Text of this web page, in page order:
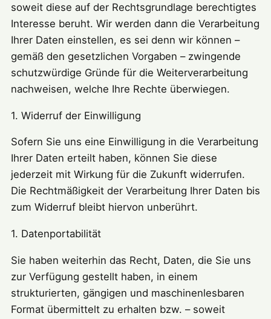
soweit diese auf der Rechtsgrundlage berechtigtes
Interesse beruht. Wir werden dann die Verarbeitung
Ihrer Daten einstellen, es sei denn wir können –
gemäß den gesetzlichen Vorgaben – zwingende
schutzwürdige Gründe für die Weiterverarbeitung
nachweisen, welche Ihre Rechte überwiegen.
1. Widerruf der Einwilligung
Sofern Sie uns eine Einwilligung in die Verarbeitung
Ihrer Daten erteilt haben, können Sie diese
jederzeit mit Wirkung für die Zukunft widerrufen.
Die Rechtmäßigkeit der Verarbeitung Ihrer Daten bis
zum Widerruf bleibt hiervon unberührt.
1. Datenportabilität
Sie haben weiterhin das Recht, Daten, die Sie uns
zur Verfügung gestellt haben, in einem
strukturierten, gängigen und maschinenlesbaren
Format übermittelt zu erhalten bzw. – soweit